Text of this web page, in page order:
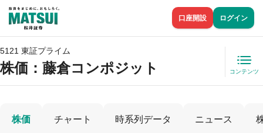
口座開設 ログイン
5121 東証プライム
株価 ：藤倉コンポジット コンテンツ
株価 チャート 時系列データ ニュース